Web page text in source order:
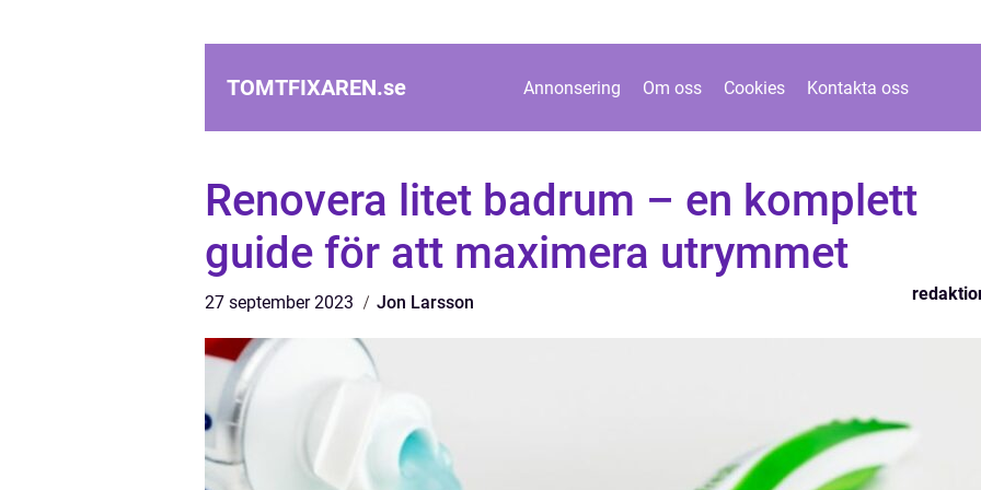
TOMTFIXAREN.se Annonsering Om oss Cookies Kontakta oss
Renovera litet badrum – en komplett
guide för att maximera utrymmet
27 september 2023 Jon Larsson